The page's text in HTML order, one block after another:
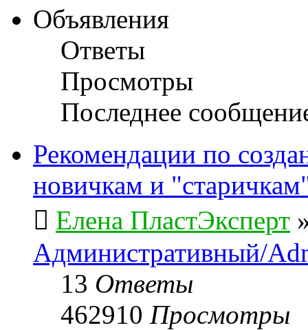
Объявления
Ответы
Просмотры
Последнее
Рекомендации по
новичкам и
Елена ПластЭксперт
Административный/
13 Ответы
462910 Просмотры